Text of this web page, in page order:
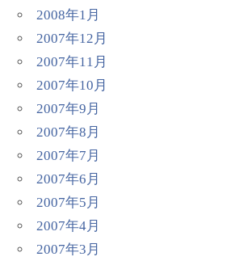
2008年1月
2007年12月
2007年11月
2007年10月
2007年9月
2007年8月
2007年7月
2007年6月
2007年5月
2007年4月
2007年3月